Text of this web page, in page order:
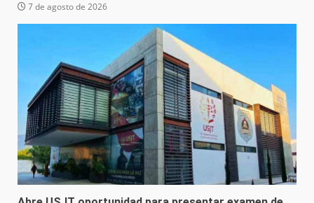
7 de agosto de 2026